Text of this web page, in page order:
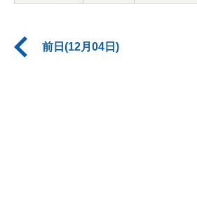
前日(12月04日)